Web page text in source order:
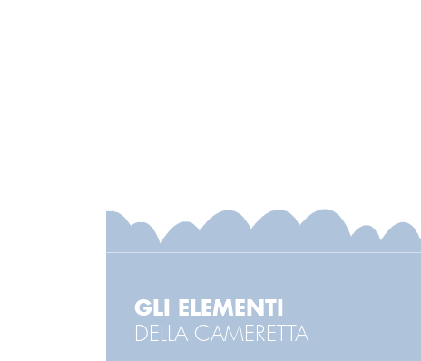
GLI ELEMENTI
DELLA CAMERETTA